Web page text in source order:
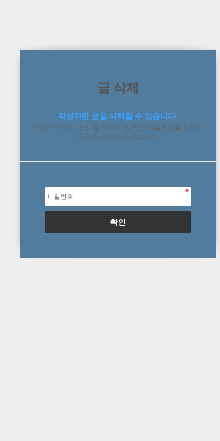
글 삭제
작성자만 글을 삭제할 수 있습니다.
작성자 본인이라면, 글 작성시 입력한 비밀번호를 입력하
여 글을 삭제할 수 있습니다.